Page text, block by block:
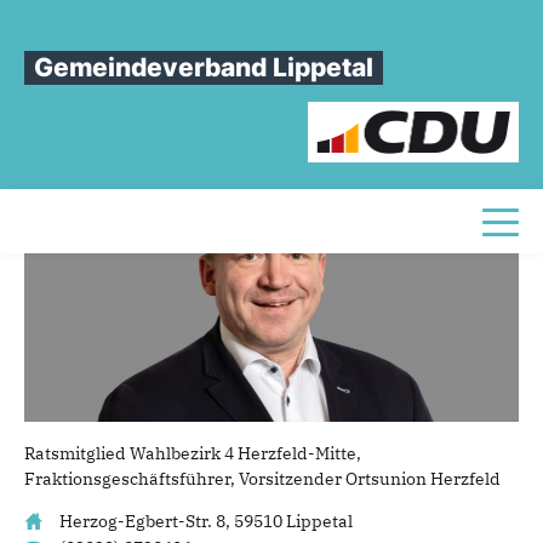
Gemeindeverband Lippetal
Sie sind hier
JörgVoschepoth
Ratsmitglied Wahlbezirk 4 Herzfeld-Mitte,
Fraktionsgeschäftsführer, Vorsitzender Ortsunion Herzfeld
Herzog-Egbert-Str. 8, 59510 Lippetal